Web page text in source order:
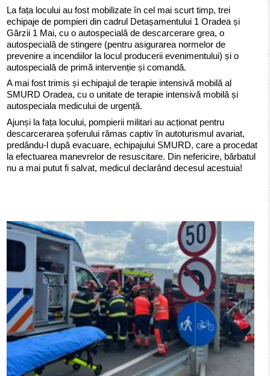
La fața locului au fost mobilizate în cel mai scurt timp, trei
echipaje de pompieri din cadrul Detașamentului 1 Oradea și
Gărzii 1 Mai, cu o autospecială de descarcerare grea, o
autospecială de stingere (pentru asigurarea normelor de
prevenire a incendiilor la locul producerii evenimentului) și o
autospecială de primă intervenție și comandă.
A mai fost trimis și echipajul de terapie intensivă mobilă al
SMURD Oradea, cu o unitate de terapie intensivă mobilă și
autospeciala medicului de urgență.
Ajunși la fața locului, pompierii militari au acționat pentru
descarcerarea șoferului rămas captiv în autoturismul avariat,
predându-l după evacuare, echipajului SMURD, care a procedat
la efectuarea manevrelor de resuscitare. Din nefericire, bărbatul
nu a mai putut fi salvat, medicul declarând decesul acestuia!